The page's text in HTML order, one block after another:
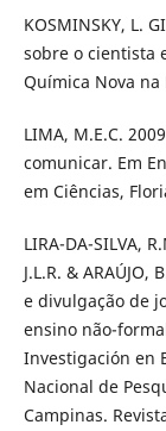
KOSMINSKY, L.
sobre o cientista
Química Nova na
LIMA, M.E.C.
comunicar. Em
em Ciências,
LIRA-DA-SILVA,
J.L.R. &
e divulgação de
ensino não-
Investigación en
Nacional de
Campinas.